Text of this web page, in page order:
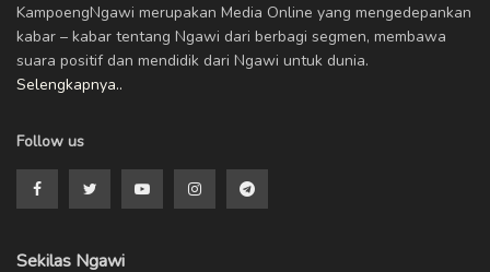
KampoengNgawi merupakan Media Online yang mengedepankan
kabar – kabar tentang Ngawi dari berbagi segmen, membawa
suara positif dan mendidik dari Ngawi untuk dunia.
Selengkapnya..
Follow us
Sekilas Ngawi